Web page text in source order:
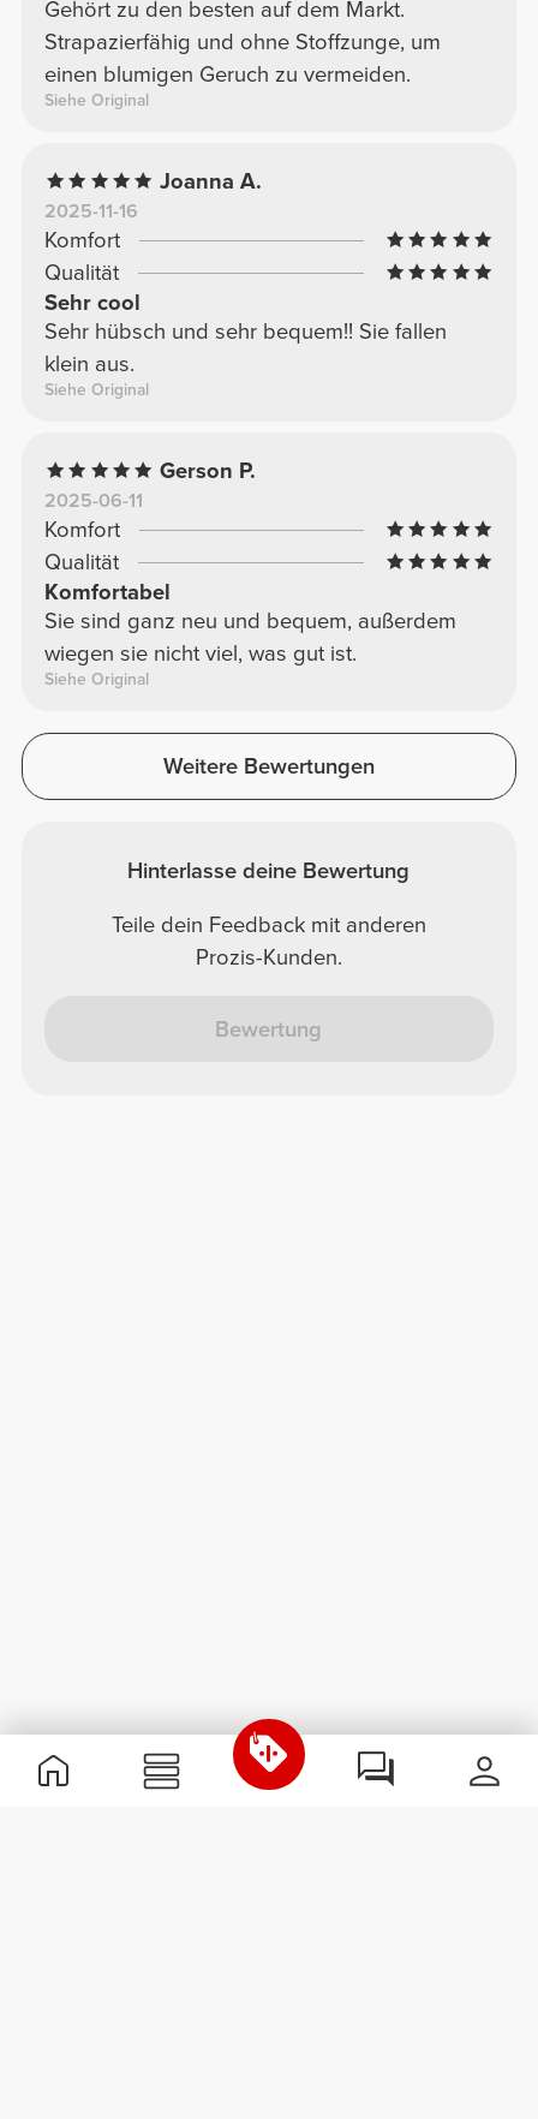
Gehört zu den besten auf dem Markt.
Strapazierfähig und ohne Stoffzunge, um
einen blumigen Geruch zu vermeiden.
Siehe Original
Joanna A.
2025-11-16
Komfort
Qualität
Sehr cool
Sehr hübsch und sehr bequem!! Sie fallen
klein aus.
Siehe Original
Gerson P.
2025-06-11
Komfort
Qualität
Komfortabel
Sie sind ganz neu und bequem, außerdem
wiegen sie nicht viel, was gut ist.
Siehe Original
Weitere Bewertungen
Hinterlasse deine Bewertung
Teile dein Feedback mit anderen
Prozis-Kunden.
Bewertung